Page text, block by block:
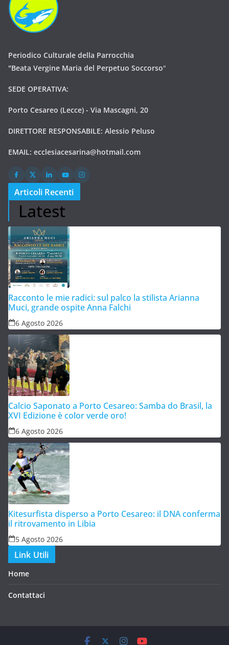
Periodico Culturale della Parrocchia
"Beata Vergine Maria del Perpetuo Soccorso"
SEDE OPERATIVA:
Porto Cesareo (Lecce) - Via Mascagni, 20
DIRETTORE RESPONSABILE: Alessio Peluso
EMAIL: ecclesiacesarina@hotmail.com
Articoli Recenti
Latest
Racconto le mie radici: sul palco la stilista Arianna
Muci, grande ospite Anna Falchi
6 Agosto 2026
Calcio Saponato a Porto Cesareo: Samba do Brasil, la
XVI Edizione è color verde oro!
6 Agosto 2026
Kitesurfista disperso a Porto Cesareo: il DNA conferma
il ritrovamento in Libia
5 Agosto 2026
Link Utili
Home
Contattaci